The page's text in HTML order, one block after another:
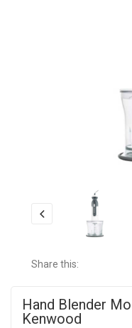
Share this:
Hand Blender
Kenwood